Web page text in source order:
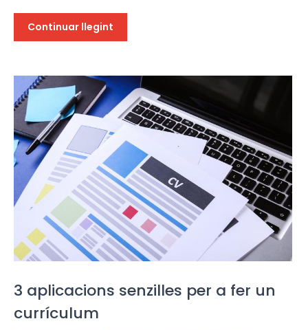
Continuar llegint
3 aplicacions senzilles per a fer un
currículum